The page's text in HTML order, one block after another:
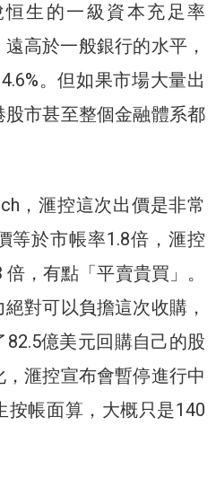
生的一級資本充足率
遠高於一般銀行的水平，
。但如果市場大量出
市甚至整個金融體系都
，滙控這次出價是非常
等於市帳率1.8倍，滙控
，有點「平賣貴買」。
對可以負擔這次收購，
億美元回購自己的股
滙控宣布會暫停進行中
按帳面算，大概只是140